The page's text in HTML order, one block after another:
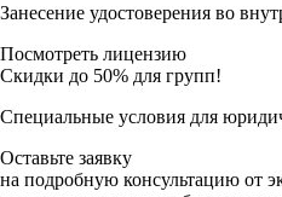
Занесение удостоверения во
Посмотреть лицензию
Скидки до 50% для групп!
Специальные условия для
Оставьте заявку
на подробную консультацию от